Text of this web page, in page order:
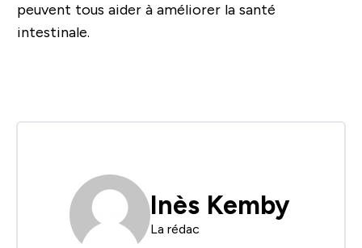
peuvent tous aider à améliorer la santé
intestinale.
Inès Kemby
La rédac